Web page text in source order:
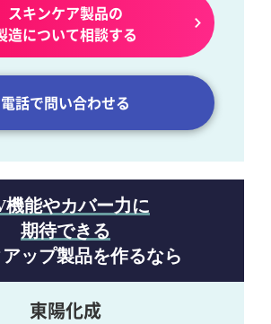
スキンケア製品の
造について相談する
電話で問い合わせる
機能やカバー力に
期待できる
ップ製品を作るなら
東陽化成